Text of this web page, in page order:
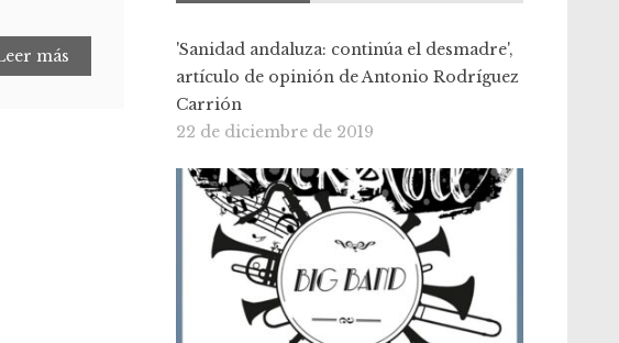
más
'Sanidad andaluza: continúa el desmadre',
artículo de opinión de Antonio Rodríguez
Carrión
22 de diciembre de 2019